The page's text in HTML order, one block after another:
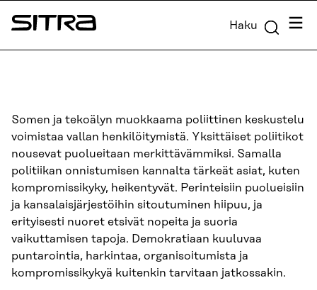
Siirry
suoraan
Sitra Haku
Somen ja tekoälyn muokkaama poliittinen keskustelu
voimistaa vallan henkilöitymistä. Yksittäiset poliitikot
nousevat puolueitaan merkittävämmiksi. Samalla
politiikan onnistumisen kannalta tärkeät asiat, kuten
kompromissikyky, heikentyvät. Perinteisiin puolueisiin
ja kansalaisjärjestöihin sitoutuminen hiipuu, ja
erityisesti nuoret etsivät nopeita ja suoria
vaikuttamisen tapoja. Demokratiaan kuuluvaa
puntarointia, harkintaa, organisoitumista ja
kompromissikykyä kuitenkin tarvitaan jatkossakin.